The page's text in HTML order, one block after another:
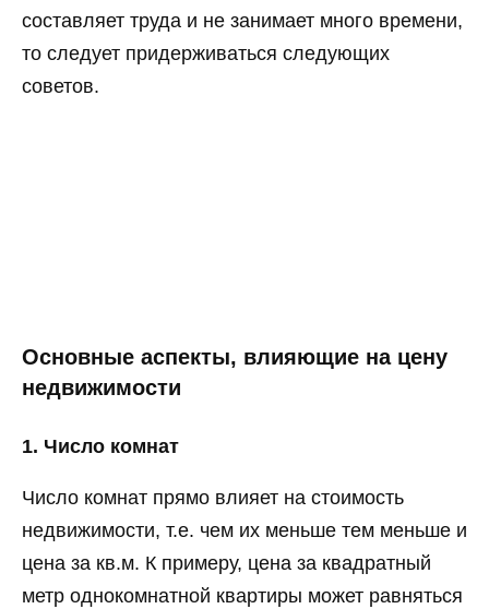
составляет труда и не занимает много времени,
то следует придерживаться следующих
советов.
Основные аспекты, влияющие на цену
недвижимости
1. Число комнат
Число комнат прямо влияет на стоимость
недвижимости, т.е. чем их меньше тем меньше и
цена за кв.м. К примеру, цена за квадратный
метр однокомнатной квартиры может равняться